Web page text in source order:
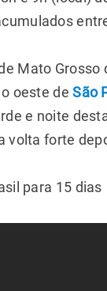
Mato
o oeste deSão
e noite
volta forte
para 15 dias